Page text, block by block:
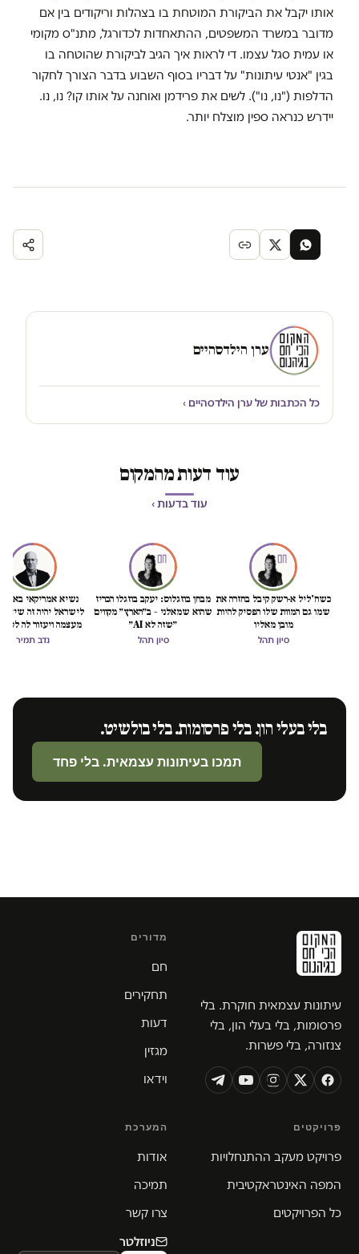
אותו יקבל את הביקורת המוטחת בו בצהלות וריקודים בין אם
מדובר במשרד המשפטים, ההתאחדות לכדורגל, מתנ"ס מקומי
או עמית סגל עצמו. די לראות איך הגיב לביקורת שהוטחה בו
בגין "אנטי עיתונות" על דבריו בסוף השבוע בדבר הצורך לחקור
הדלפות ("נו, נו"). לשים את פרידמן ואוחנה על אותו קו? נו, נו.
יידרש כנראה ספין מוצלח יותר.
ערן הילדסהיים
כל הכתבות של ערן הילדסהיים ›
עוד דעות מהמקום
עוד בדעות ›
כשח'ליל א-רשק קיבל בחזרה את
שמו גם המוות שלו הפסיק להיות
מובן מאליו
סיון תהל
מבחן בוזגלוס: יעקב בוזגלו הכריז
שהוא שמאלני – ב״הארץ״ מקווים
״שזה לא AI״
סיון תהל
נשיא אמריקאי באמת
לישראל יהיה זה
מעצמה ויעזור לה
הכיבוש
נדב תמיר
בלי בעלי הון. בלי פרסומות. בלי בולשיט.
תמכו בעיתונות עצמאית. בלי פחד
עיתונות עצמאית חוקרת. בלי
פרסומות, בלי בעלי הון, בלי
צנזורה, בלי פשרות.
מדורים
חם
תחקירים
דעות
מגזין
וידאו
פרויקטים
פרויקט מעקב ההתנחלויות
המפה האינטראקטיבית
כל הפרויקטים
המערכת
אודות
תמיכה
צרו קשר
ניוזלטר